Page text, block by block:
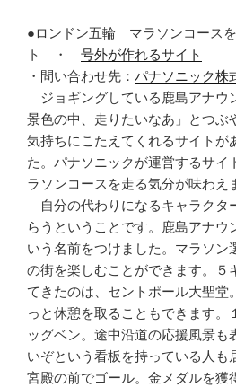
●ロンドン五輪 マラソンコース
ト ・ 号外が作れるサイト
・問い合わせ先： パナソニック株
ジョギングしている鹿島アナウ
景色の中、走りたいなあ」とつぶ
気持ちにこたえてくれるサイトが
た。パナソニックが運営するサイ
ラソンコースを走る気分が味わえ
自分の代わりになるキャラクタ
らうということです。鹿島アナウ
いう名前をつけました。マラソン
の街を楽しむことができます。５
てきたのは、セントポール大聖堂
っと休憩を取ることもできます。
ッグベン。途中沿道の応援風景も
いぞという看板を持っている人も
宮殿の前でゴール。金メダルを獲